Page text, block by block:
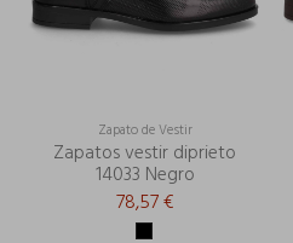
Zapato de Vestir
Zapatos vestir diprieto
14033 Negro
78,57 €